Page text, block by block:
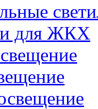
для ЖКХ